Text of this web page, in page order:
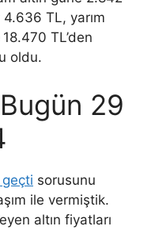
4.636 TL, yarım
TL’den
oldu.
29
geçti sorusunu
ile vermiştik.
altın fiyatları